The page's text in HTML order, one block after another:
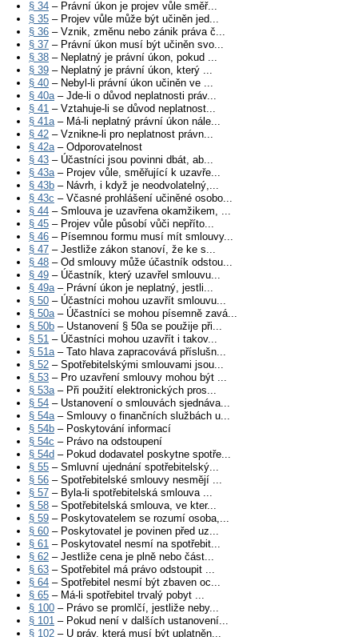
§ 34 – Právní úkon je projev vůle směř...
§ 35 – Projev vůle může být učiněn jed...
§ 36 – Vznik, změnu nebo zánik práva č...
§ 37 – Právní úkon musí být učiněn svo...
§ 38 – Neplatný je právní úkon, pokud ...
§ 39 – Neplatný je právní úkon, který ...
§ 40 – Nebyl-li právní úkon učiněn ve ...
§ 40a– Jde-li o důvod neplatnosti práv...
§ 41 – Vztahuje-li se důvod neplatnost...
§ 41a– Má-li neplatný právní úkon nále...
§ 42 – Vznikne-li pro neplatnost právn...
§ 42a– Odporovatelnost
§ 43 – Účastníci jsou povinni dbát, ab...
§ 43a– Projev vůle, směřující k uzavře...
§ 43b – Návrh, i když je neodvolatelný,...
§ 43c – Včasné prohlášení učiněné osobo...
§ 44 – Smlouva je uzavřena okamžikem, ...
§ 45 – Projev vůle působí vůči nepříto...
§ 46 – Písemnou formu musí mít smlouvy...
§ 47 – Jestliže zákon stanoví, že ke s...
§ 48 – Od smlouvy může účastník odstou...
§ 49 – Účastník, který uzavřel smlouvu...
§ 49a– Právní úkon je neplatný, jestli...
§ 50 – Účastníci mohou uzavřít smlouvu...
§ 50a– Účastníci se mohou písemně zavá...
§ 50b – Ustanovení § 50a se použije při...
§ 51 – Účastníci mohou uzavřít i takov...
§ 51a– Tato hlava zapracovává příslušn...
§ 52 – Spotřebitelskými smlouvami jsou...
§ 53 – Pro uzavření smlouvy mohou být ...
§ 53a– Při použití elektronických pros...
§ 54 – Ustanovení o smlouvách sjednáva...
§ 54a– Smlouvy o finančních službách u...
§ 54b – Poskytování informací
§ 54c – Právo na odstoupení
§ 54d – Pokud dodavatel poskytne spotře...
§ 55 – Smluvní ujednání spotřebitelský...
§ 56 – Spotřebitelské smlouvy nesmějí ...
§ 57 – Byla-li spotřebitelská smlouva ...
§ 58 – Spotřebitelská smlouva, ve kter...
§ 59 – Poskytovatelem se rozumí osoba,...
§ 60 – Poskytovatel je povinen před uz...
§ 61 – Poskytovatel nesmí na spotřebit...
§ 62 – Jestliže cena je plně nebo část...
§ 63 – Spotřebitel má právo odstoupit ...
§ 64 – Spotřebitel nesmí být zbaven oc...
§ 65 – Má-li spotřebitel trvalý pobyt ...
§ 100 – Právo se promlčí, jestliže neby...
§ 101 – Pokud není v dalších ustanovení...
§ 102 – U práv, která musí být uplatněn...